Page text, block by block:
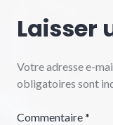
Laisser
Votre adresse e-
obligatoires sont
Commentaire*